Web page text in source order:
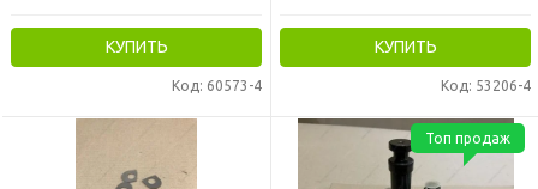
КУПИТЬ
Код: 60573-4
КУПИТЬ
Код: 53206-4
Топ продаж